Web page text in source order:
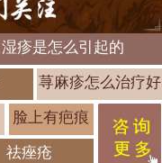
湿疹是怎么引起的
荨麻疹怎么治疗好
脸上有疤痕
祛痤疮